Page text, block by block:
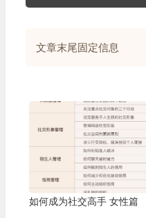
频
文章末尾固定信息
如何成为社交高手 女性篇